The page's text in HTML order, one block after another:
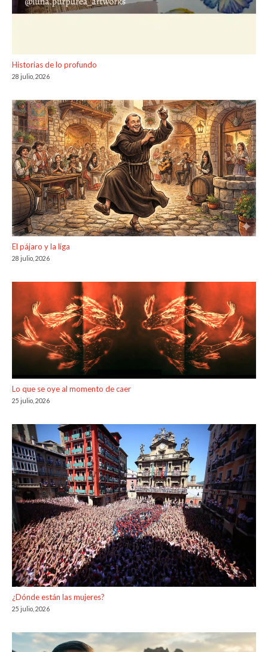
Historias de lo profundo
28 julio, 2026
El pájaro y la liga
28 julio, 2026
Lo que se oye al momento de caer
25 julio, 2026
¿Dónde están las mujeres?
25 julio, 2026